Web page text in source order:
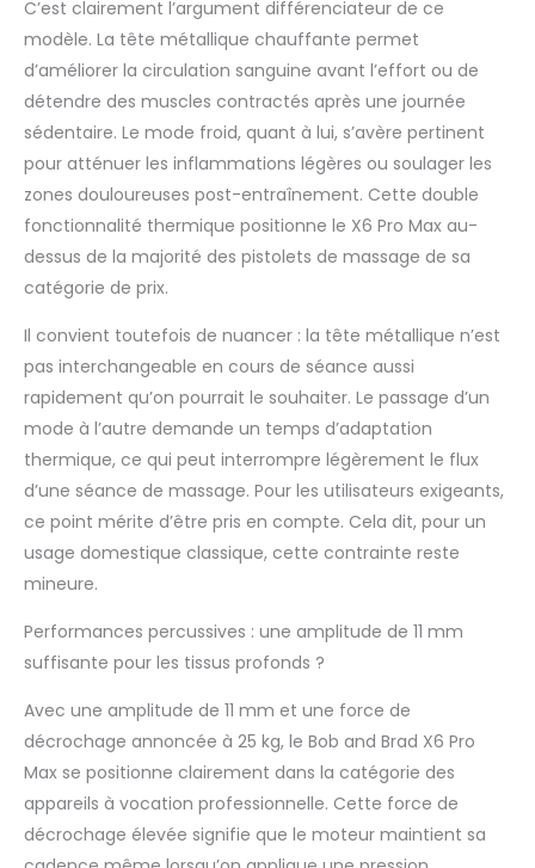
sportif. Batterie
Longue Durée et
Charge USB-C :
Intégrant une batterie
haute capacité de
2600 mAh (4 cellules),
ce pistolet masseur
offre une autonomie
prolongée et une
standards. Le port
permet de recharger
facilement l'appareil
via un adaptateur
5V/2A (non inclus),
garantissant que
votre massage gun
est toujours prêt à
l'emploi. Conception
technologie de
réduction de bruit de
ce pistolet massage
discrètement entre 30
et 50 dB. Pesant
seulement 0,86 kg et
fourni avec une
mallette de transport
C’est clairement l’argument différenciateur de ce
modèle. La tête métallique chauffante permet
d’améliorer la circulation sanguine avant l’effort ou de
détendre des muscles contractés après une journée
sédentaire. Le mode froid, quant à lui, s’avère pertinent
pour atténuer les inflammations légères ou soulager les
zones douloureuses post-entraînement. Cette double
fonctionnalité thermique positionne le X6 Pro Max au-
dessus de la majorité des pistolets de massage de sa
catégorie de prix.
Il convient toutefois de nuancer : la tête métallique n’est
pas interchangeable en cours de séance aussi
rapidement qu’on pourrait le souhaiter. Le passage d’un
mode à l’autre demande un temps d’adaptation
thermique, ce qui peut interrompre légèrement le flux
d’une séance de massage. Pour les utilisateurs exigeants,
ce point mérite d’être pris en compte. Cela dit, pour un
usage domestique classique, cette contrainte reste
mineure.
Performances percussives : une amplitude de 11 mm
suffisante pour les tissus profonds ?
Avec une amplitude de 11 mm et une force de
décrochage annoncée à 25 kg, le Bob and Brad X6 Pro
Max se positionne clairement dans la catégorie des
appareils à vocation professionnelle. Cette force de
décrochage élevée signifie que le moteur maintient sa